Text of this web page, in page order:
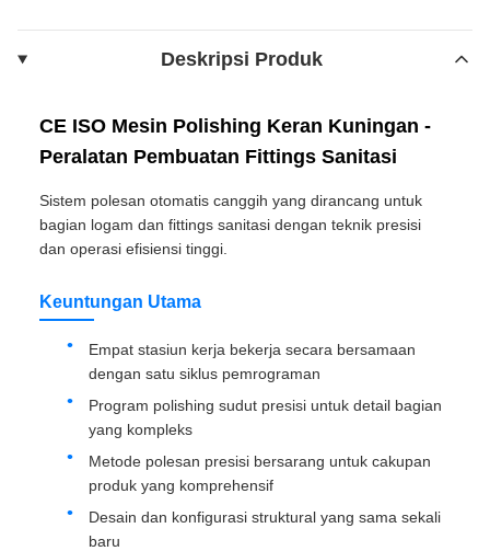
Deskripsi Produk
CE ISO Mesin Polishing Keran Kuningan -
Peralatan Pembuatan Fittings Sanitasi
Sistem polesan otomatis canggih yang dirancang untuk
bagian logam dan fittings sanitasi dengan teknik presisi
dan operasi efisiensi tinggi.
Keuntungan Utama
Empat stasiun kerja bekerja secara bersamaan
dengan satu siklus pemrograman
Program polishing sudut presisi untuk detail bagian
yang kompleks
Metode polesan presisi bersarang untuk cakupan
produk yang komprehensif
Desain dan konfigurasi struktural yang sama sekali
baru